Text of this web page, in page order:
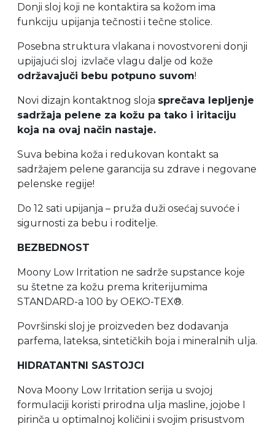
Donji sloj koji ne kontaktira sa kožom ima
funkciju upijanja tečnosti i tečne stolice.
Posebna struktura vlakana i novostvoreni donji
upijajući sloj izvlače vlagu dalje od kože
održavajuči bebu potpuno suvom!
Novi dizajn kontaktnog sloja sprečava lepljenje
sadržaja pelene za kožu pa tako i iritaciju
koja na ovaj način nastaje.
Suva bebina koža i redukovan kontakt sa
sadržajem pelene garancija su zdrave i negovane
pelenske regije!
Do 12 sati upijanja – pruža duži osećaj suvoće i
sigurnosti za bebu i roditelje.
BEZBEDNOST
Moony Low Irritation ne sadrže supstance koje
su štetne za kožu prema kriterijumima
STANDARD-a 100 by OEKO-TEX®.
Površinski sloj je proizveden bez dodavanja
parfema, lateksa, sintetičkih boja i mineralnih ulja.
HIDRATANTNI SASTOJCI
Nova Moony Low Irritation serija u svojoj
formulaciji koristi prirodna ulja masline, jojobe I
pirinča u optimalnoj količini i svojim prisustvom